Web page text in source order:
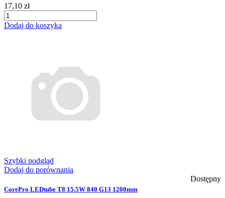
17,10 zł
Dodaj do koszyka
Szybki podgląd
Dodaj do porównania
Dostępny
CorePro LEDtube T8 15.5W 840 G13 1200mm